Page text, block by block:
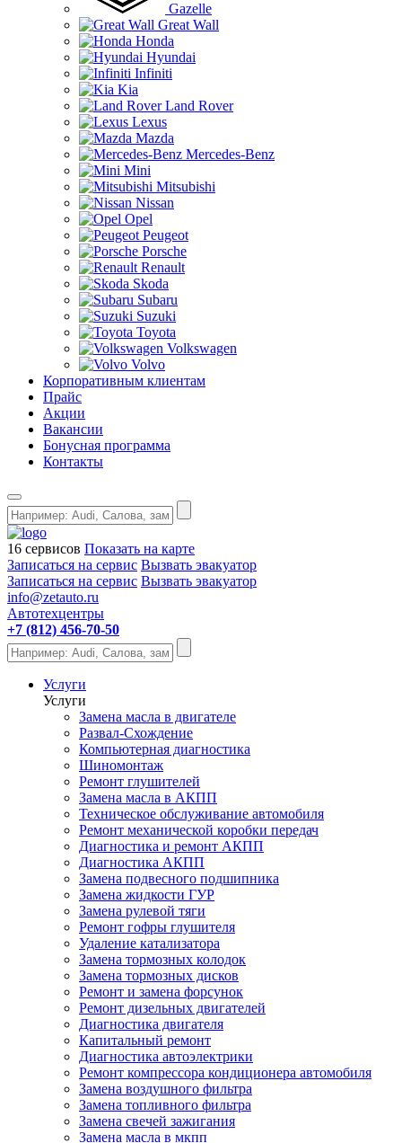
Gazelle
Great Wall
Honda
Hyundai
Infiniti
Kia
Land Rover
Lexus
Mazda
Mercedes-Benz
Mini
Mitsubishi
Nissan
Opel
Peugeot
Porsche
Renault
Skoda
Subaru
Suzuki
Toyota
Volkswagen
Volvo
Корпоративным клиентам
Прайс
Акции
Вакансии
Бонусная программа
Контакты
16 сервисов Показать на карте
Записаться на сервис Вызвать эвакуатор
Записаться на сервис Вызвать эвакуатор
info@zetauto.ru
Автотехцентры
+7 (812) 456-70-50
Услуги
Услуги
Замена масла в двигателе
Развал-Схождение
Компьютерная диагностика
Шиномонтаж
Ремонт глушителей
Замена масла в АКПП
Техническое обслуживание автомобиля
Ремонт механической коробки передач
Диагностика и ремонт АКПП
Диагностика АКПП
Замена подвесного подшипника
Замена жидкости ГУР
Замена рулевой тяги
Ремонт гофры глушителя
Удаление катализатора
Замена тормозных колодок
Замена тормозных дисков
Ремонт и замена форсунок
Ремонт дизельных двигателей
Диагностика двигателя
Капитальный ремонт
Диагностика автоэлектрики
Ремонт компрессора кондиционера автомобиля
Замена воздушного фильтра
Замена топливного фильтра
Замена свечей зажигания
Замена масла в мкпп